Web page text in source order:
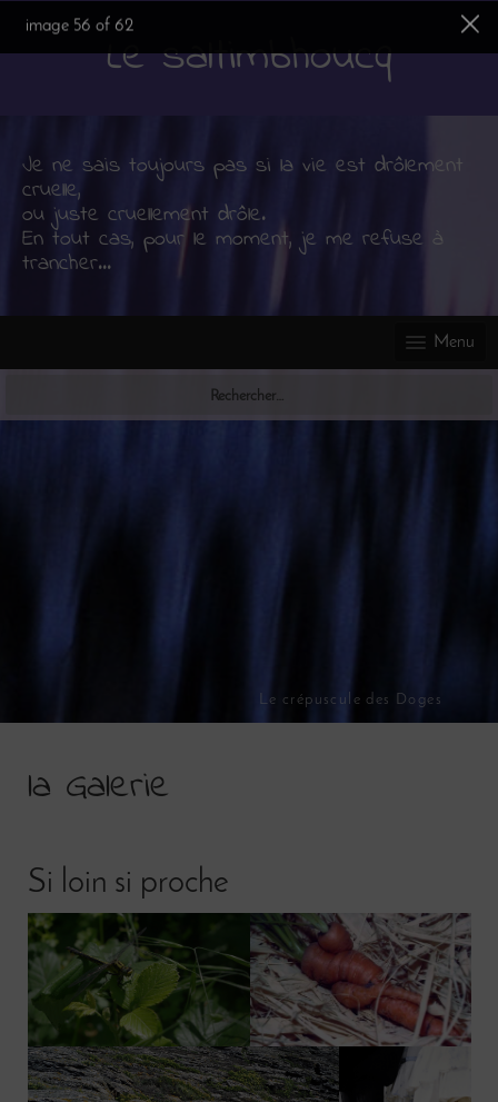
content
Le crépuscule des Doges
Le saltimbhoucq
Je ne sais toujours pas si la vie est drôlement
cruelle,
ou juste cruellement drôle.
En tout cas, pour le moment, je me refuse à
trancher...
Menu
la Galerie
Si loin si proche
image 56 of 62